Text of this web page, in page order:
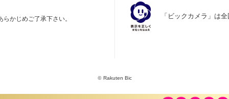
かじめご了承下さい。 「ビックカメラ」は
©Rakuten Bic